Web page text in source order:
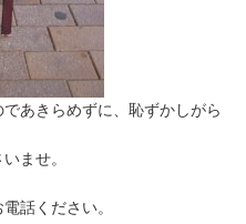
あきらめずに、恥ずかしがら
ませ。
話ください。